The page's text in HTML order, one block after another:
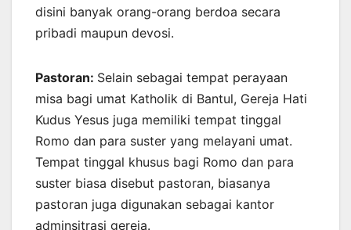
disini banyak orang-orang berdoa secara
pribadi maupun devosi.
Pastoran: Selain sebagai tempat perayaan
misa bagi umat Katholik di Bantul, Gereja Hati
Kudus Yesus juga memiliki tempat tinggal
Romo dan para suster yang melayani umat.
Tempat tinggal khusus bagi Romo dan para
suster biasa disebut pastoran, biasanya
pastoran juga digunakan sebagai kantor
adminsitrasi gereja.